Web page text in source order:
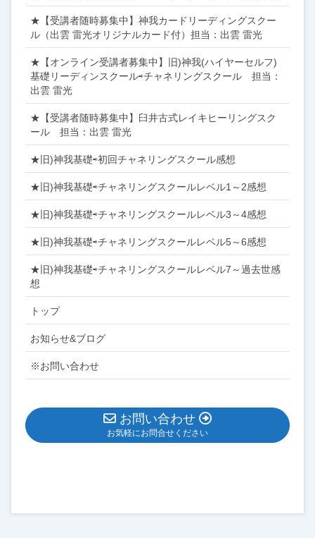
★【受講者随時募集中】神我カードリーディングスクー
ル（出雲 雷光オリジナルカード付）担当：出雲 雷光
★【オンライン受講者募集中】旧)神我(ハイヤーセルフ)
基礎リーディンスクール⇨チャネリングスクール 担当：
出雲 雷光
★【受講者随時募集中】臼井古式レイキヒーリングスク
ール 担当：出雲 雷光
★旧)神我基礎⇨初回チャネリングスクール感想
★旧)神我基礎⇨チャネリングスクールレベル1～2感想
★旧)神我基礎⇨チャネリングスクールレベル3～4感想
★旧)神我基礎⇨チャネリングスクールレベル5～6感想
★旧)神我基礎⇨チャネリングスクールレベル7～過去世感
想
トップ
お知らせ&ブログ
※お問い合わせ
お問い合わせ
お気軽にお問合せください